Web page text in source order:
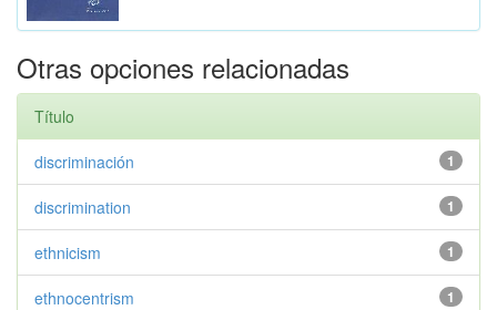
Otras opciones relacionadas
Título
1
discriminación
1
discrimination
1
ethnicism
1
ethnocentrism